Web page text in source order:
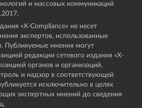
и массовых коммуникаций
«X-Compliance» не несет
экспертов, использованные
Публикуемые мнения могут
редакции сетевого издания «X-
органов и организаций,
и надзор в соответствующей
исключительно в целях
экспертных мнений до сведения